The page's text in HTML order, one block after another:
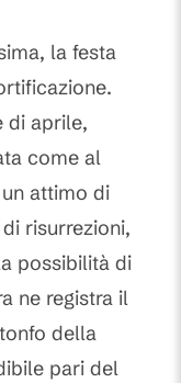
la festa
di aprile,
come al
attimo di
risurrezioni,
possibilità di
ne registra il
della
pari del